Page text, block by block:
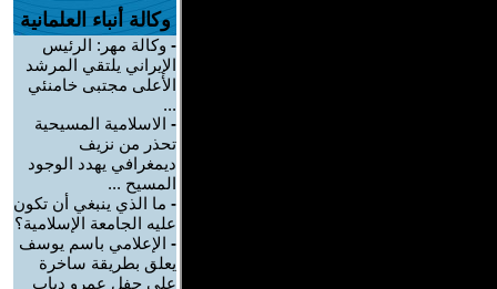
وكالة أنباء العلمانية
- وكالة مهر: الرئيس
الإيراني يلتقي المرشد
الأعلى مجتبى خامنئي
...
- الاسلامية المسيحية
تحذر من نزيف
ديمغرافي يهدد الوجود
المسيح ...
- ما الذي ينبغي أن تكون
عليه الجامعة الإسلامية؟
- الإعلامي باسم يوسف
يعلق بطريقة ساخرة
على حفل عمرو دياب